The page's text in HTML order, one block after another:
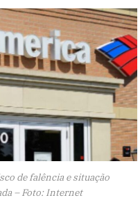
de falência e situação
– Foto: Internet